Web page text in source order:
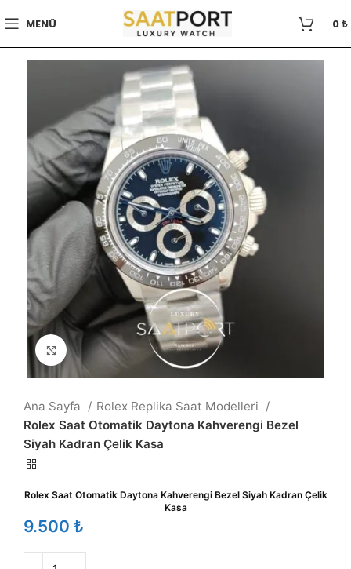
MENÜ 0₺
Büyütmek için tıklayın
Ana Sayfa
Rolex Replika Saat Modelleri
Rolex Saat Otomatik Daytona Kahverengi Bezel
Siyah Kadran Çelik Kasa
Rolex Saat Otomatik Daytona Kahverengi Bezel Siyah Kadran Çelik
Kasa
₺